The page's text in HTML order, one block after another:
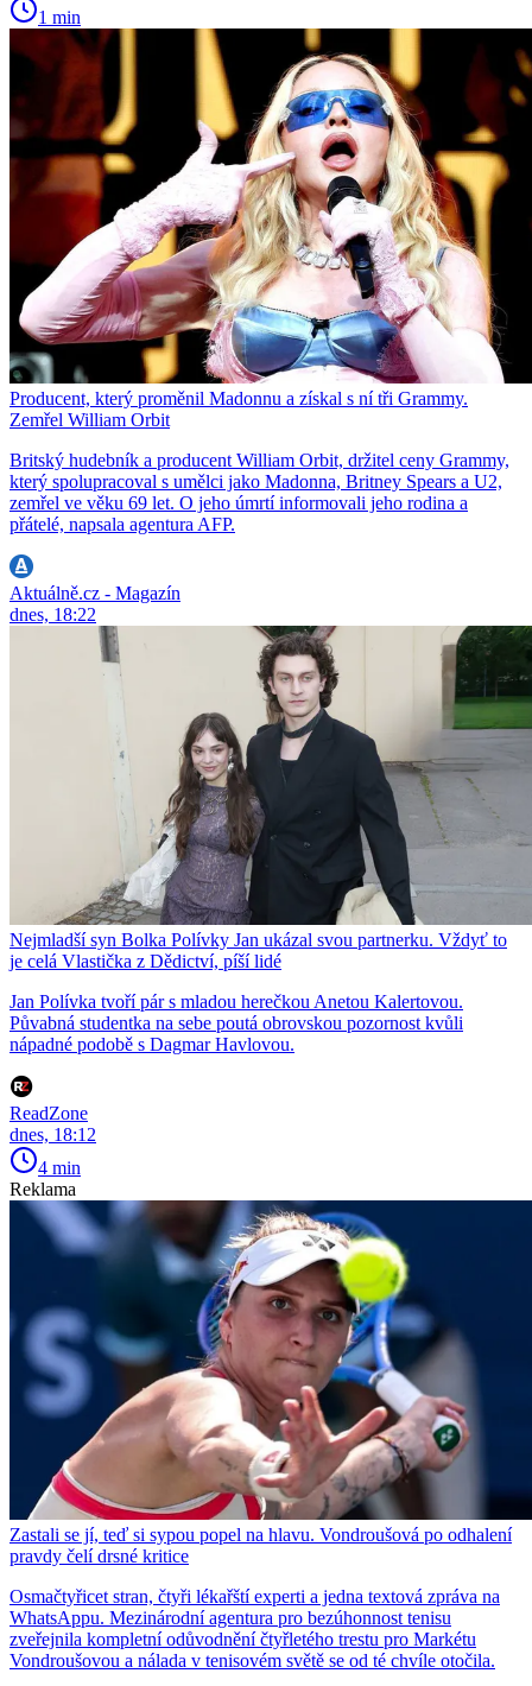
1 min
Producent, který proměnil Madonnu a získal s ní tři Grammy.
Zemřel William Orbit
Britský hudebník a producent William Orbit, držitel ceny Grammy,
který spolupracoval s umělci jako Madonna, Britney Spears a U2,
zemřel ve věku 69 let. O jeho úmrtí informovali jeho rodina a
přátelé, napsala agentura AFP.
Aktuálně.cz - Magazín
dnes, 18:22
Nejmladší syn Bolka Polívky Jan ukázal svou partnerku. Vždyť to
je celá Vlastička z Dědictví, píší lidé
Jan Polívka tvoří pár s mladou herečkou Anetou Kalertovou.
Půvabná studentka na sebe poutá obrovskou pozornost kvůli
nápadné podobě s Dagmar Havlovou.
ReadZone
dnes, 18:12
4 min
Reklama
Zastali se jí, teď si sypou popel na hlavu. Vondroušová po odhalení
pravdy čelí drsné kritice
Osmačtyřicet stran, čtyři lékařští experti a jedna textová zpráva na
WhatsAppu. Mezinárodní agentura pro bezúhonnost tenisu
zveřejnila kompletní odůvodnění čtyřletého trestu pro Markétu
Vondroušovou a nálada v tenisovém světě se od té chvíle otočila.